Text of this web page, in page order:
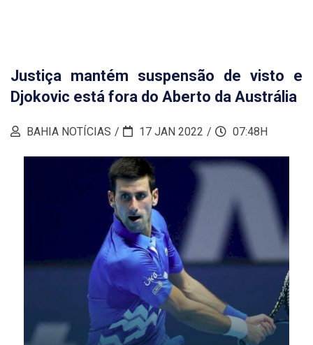
Justiça mantém suspensão de visto e
Djokovic está fora do Aberto da Austrália
BAHIA NOTÍCIAS 17 JAN 2022 07:48H